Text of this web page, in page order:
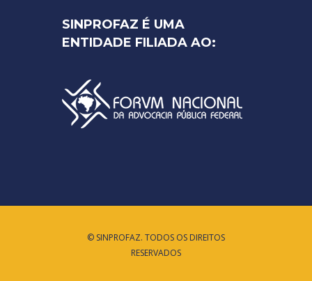
SINPROFAZ É UMA
ENTIDADE FILIADA AO:
© SINPROFAZ. TODOS OS DIREITOS
RESERVADOS